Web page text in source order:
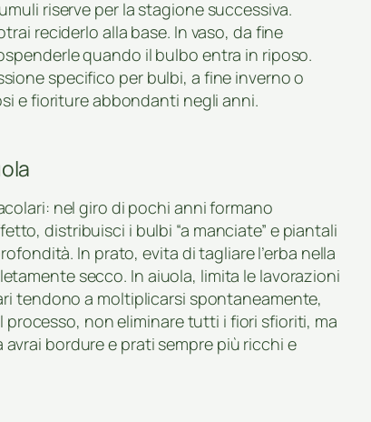
riserve per la stagione successiva.
reciderlo alla base. In vaso, da fine
quando il bulbo entra in riposo.
specifico per bulbi, a fine inverno o
e fioriture abbondanti negli anni.
nel giro di pochi anni formano
distribuisci i bulbi “a manciate” e piantali
In prato, evita di tagliare l’erba nella
secco. In aiuola, limita le lavorazioni
tendono a moltiplicarsi spontaneamente,
processo, non eliminare tutti i fiori sfioriti, ma
bordure e prati sempre più ricchi e